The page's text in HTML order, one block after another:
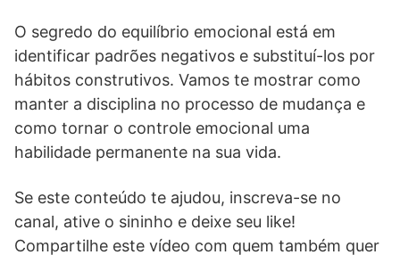
O segredo do equilíbrio emocional está em
identificar padrões negativos e substituí-los por
hábitos construtivos. Vamos te mostrar como
manter a disciplina no processo de mudança e
como tornar o controle emocional uma
habilidade permanente na sua vida.
Se este conteúdo te ajudou, inscreva-se no
canal, ative o sininho e deixe seu like!
Compartilhe este vídeo com quem também quer